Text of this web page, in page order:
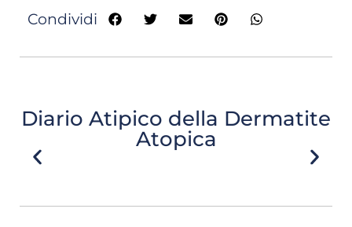
Condividi
Diario Atipico della Dermatite
Atopica